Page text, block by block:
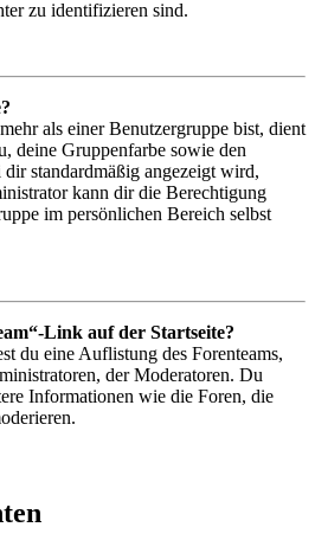
zu identifizieren sind.
als einer Benutzergruppe bist, dient
deine Gruppenfarbe sowie den
standardmäßig angezeigt wird,
kann dir die Berechtigung
im persönlichen Bereich selbst
Link auf der Startseite?
du eine Auflistung des Forenteams,
der Moderatoren. Du
Informationen wie die Foren, die